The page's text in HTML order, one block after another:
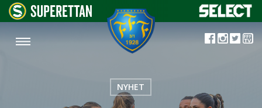
NYHET